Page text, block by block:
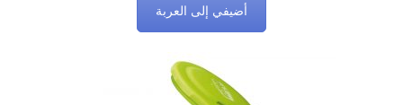
أضيفي إلى العربة